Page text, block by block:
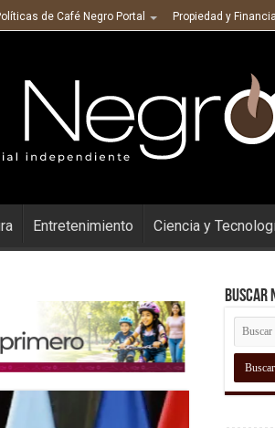
de Café Negro Portal Propiedad y
Entretenimiento Ciencia y
Buscar